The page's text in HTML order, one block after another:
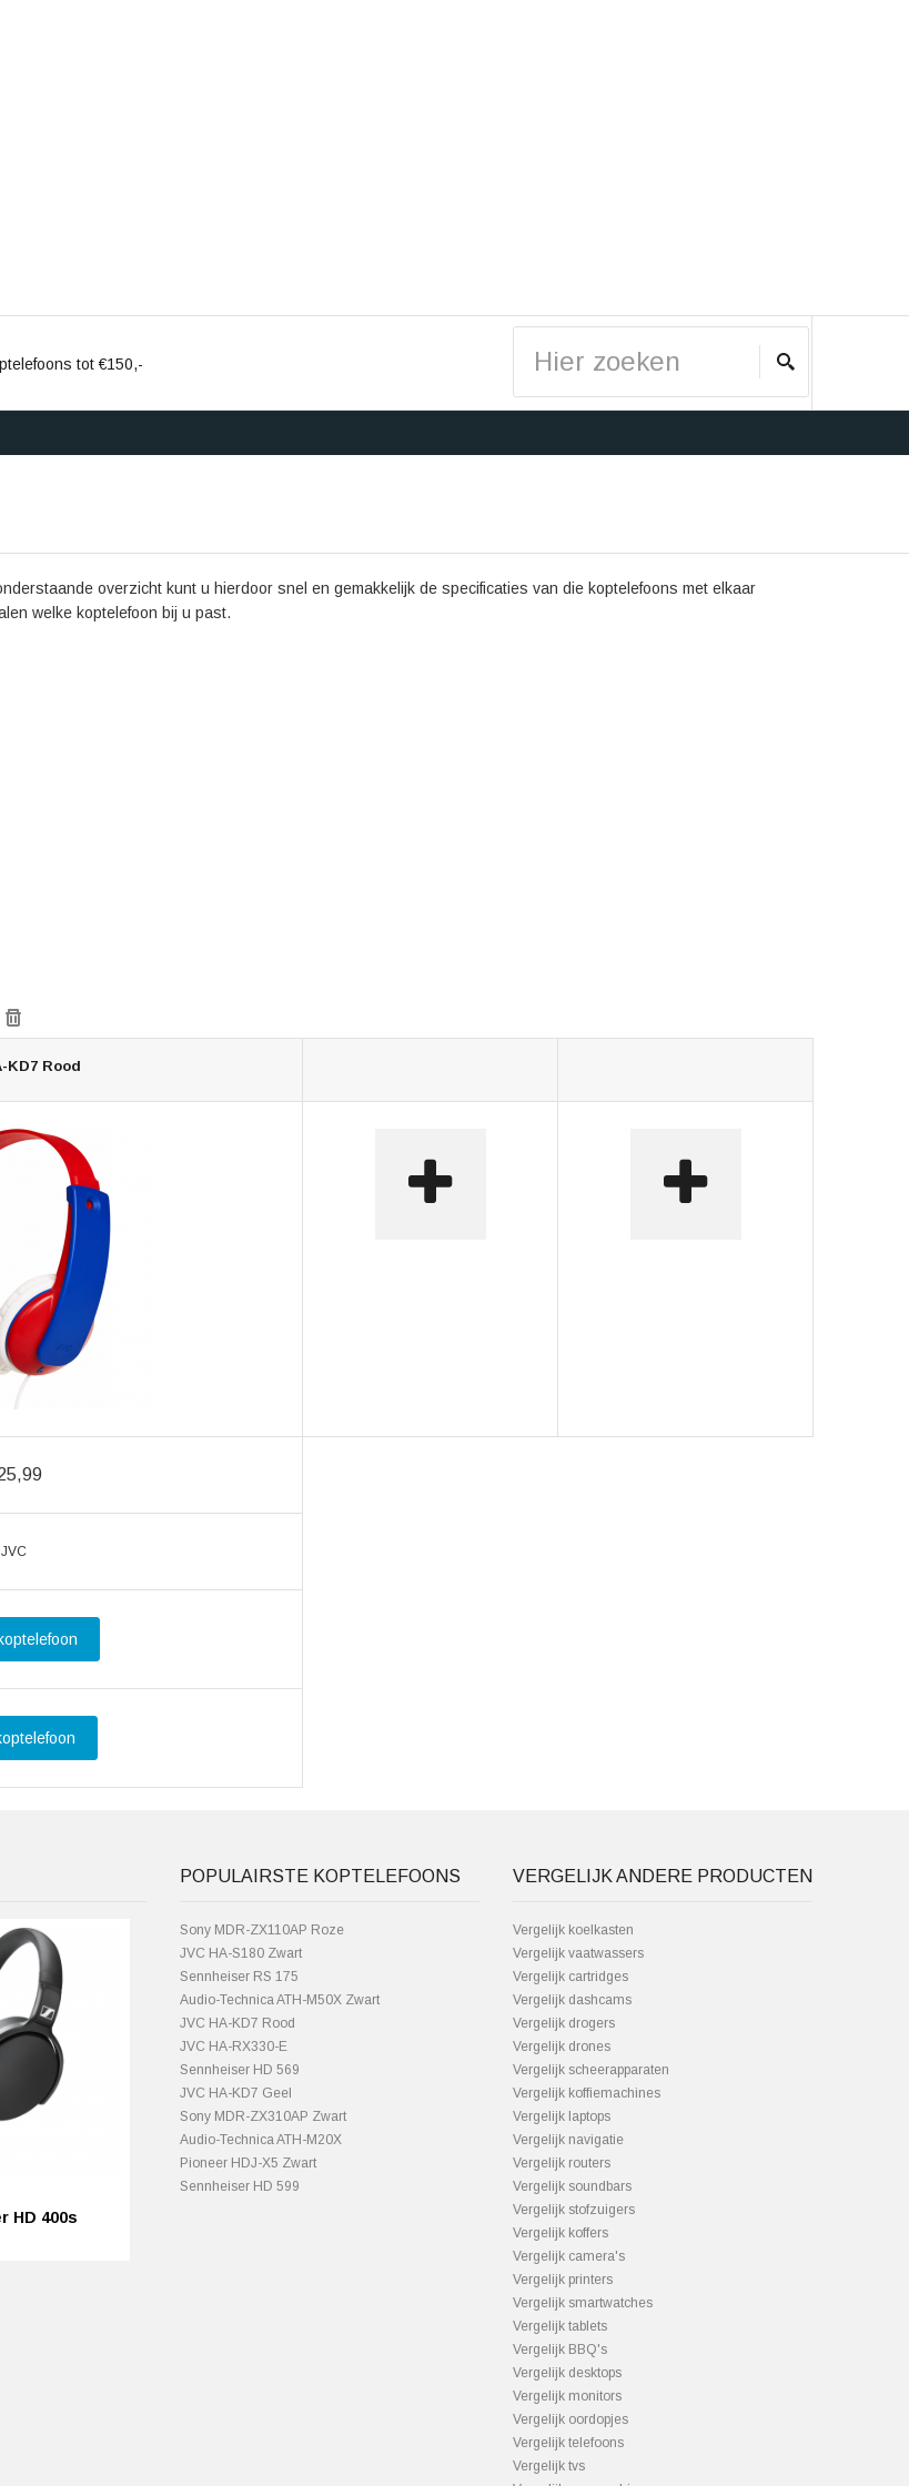
tot €150,-
overzicht kunt u hierdoor snel en gemakkelijk de specificaties van die koptelefoons met elkaar
welke koptelefoon bij u past.
KD7 Rood
JVC
HD 400s
POPULAIRSTE KOPTELEFOONS
Sony MDR-ZX110AP Roze
JVC HA-S180 Zwart
Sennheiser RS 175
Audio-Technica ATH-M50X Zwart
JVC HA-KD7 Rood
JVC HA-RX330-E
Sennheiser HD 569
JVC HA-KD7 Geel
Sony MDR-ZX310AP Zwart
Audio-Technica ATH-M20X
Pioneer HDJ-X5 Zwart
Sennheiser HD 599
VERGELIJK ANDERE PRODUCTEN
Vergelijk koelkasten
Vergelijk vaatwassers
Vergelijk cartridges
Vergelijk dashcams
Vergelijk drogers
Vergelijk drones
Vergelijk scheerapparaten
Vergelijk koffiemachines
Vergelijk laptops
Vergelijk navigatie
Vergelijk routers
Vergelijk soundbars
Vergelijk stofzuigers
Vergelijk koffers
Vergelijk camera's
Vergelijk printers
Vergelijk smartwatches
Vergelijk tablets
Vergelijk BBQ's
Vergelijk desktops
Vergelijk monitors
Vergelijk oordopjes
Vergelijk telefoons
Vergelijk tvs